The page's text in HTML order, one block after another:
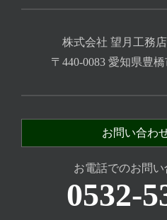
株式会社 望月工務
〒440-0083 愛知県豊
お問い合わ
お電話でのお問
0532-